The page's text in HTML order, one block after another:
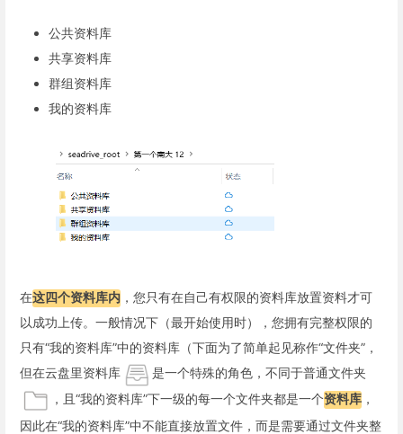
公共资料库
共享资料库
群组资料库
我的资料库
在这四个资料库内 ，您只有在自己有权限的资料库放置资料才可
以成功上传。一般情况下（最开始使用时），您拥有完整权限的
只有“我的资料库”中的资料库（下面为了简单起见称作“文件夹”，
但在云盘里资料库
是一个特殊的角色，不同于普通文件夹
，且“我的资料库”下一级的每一个文件夹都是一个资料库 ，
因此在“我的资料库”中不能直接放置文件，而是需要通过文件夹整